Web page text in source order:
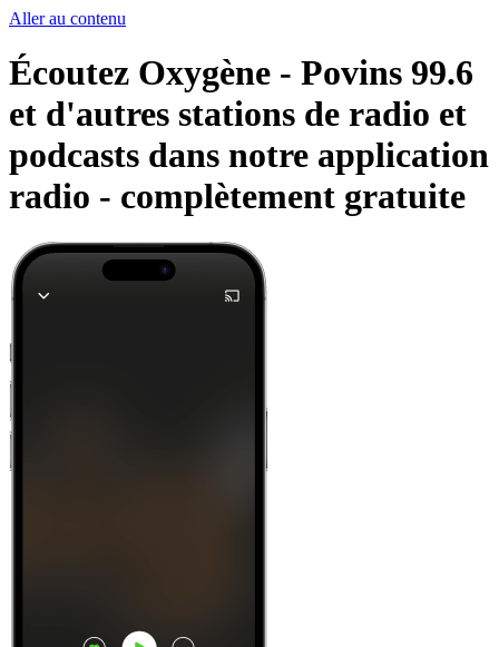
Aller au contenu
Écoutez Oxygène - Povins 99.6
et d'autres stations de radio et
podcasts dans notre application
radio - complètement gratuite